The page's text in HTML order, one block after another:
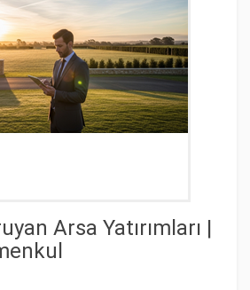
Arsa Yatırımları |